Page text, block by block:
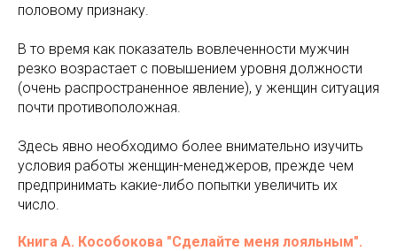
половому признаку.
В то время как показатель вовлеченности мужчин
резко возрастает с повышением уровня должности
(очень распространенное явление), у женщин ситуация
почти противоположная.
Здесь явно необходимо более внимательно изучить
условия работы женщин-менеджеров, прежде чем
предпринимать какие-либо попытки увеличить их
число.
Книга А. Кособокова "Сделайте меня лояльным".